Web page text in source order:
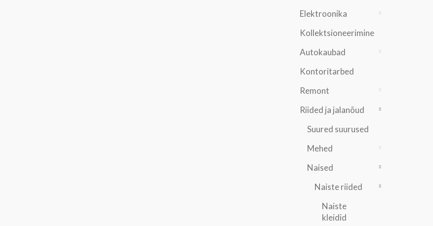
Elektroonika
Kollektsioneerimine
Autokaubad
Kontoritarbed
Remont
Riided ja jalanõud
Suured suurused
Mehed
Naised
Naiste riided
Naiste
kleidid